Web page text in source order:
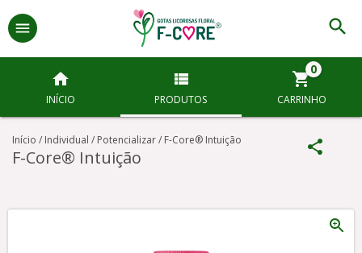
INÍCIO PRODUTOS CARRINHO
0
Início / Individual / Potencializar/ F-Core® Intuição
F-Core® Intuição